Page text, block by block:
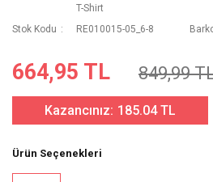
T-Shirt
Stok Kodu RE010015-05_6-8
664,95 TL 849,99
Kazancınız: 185.04 TL
Ürün Seçenekleri